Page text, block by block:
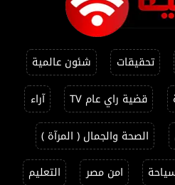
تحقيقات
شئون عالمية
قضية راي عام TV
آراء
الصحة والجمال ( المرآة )
امن مصر التعليم